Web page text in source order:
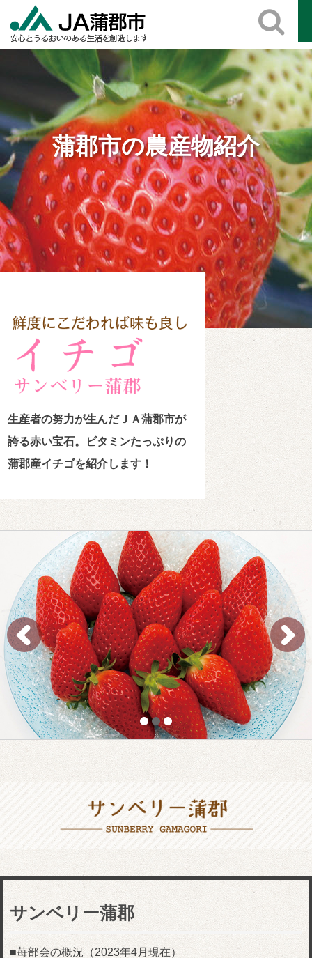
content
蒲郡市の農産物紹介
生産者の努力が生んだＪＡ蒲郡市が
誇る赤い宝石。
ビタミンたっぷりの
蒲郡産イチゴを紹介します！
サンベリー蒲郡
■苺部会の概況（2023年4月現在）